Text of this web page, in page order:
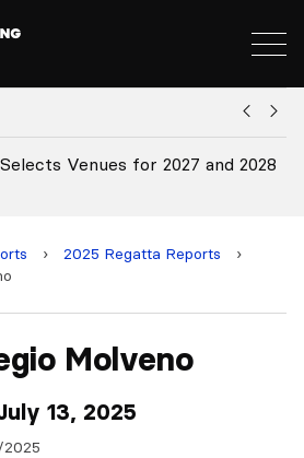
Changes
› 2025 Regatta Reports
›
Molveno
13, 2025